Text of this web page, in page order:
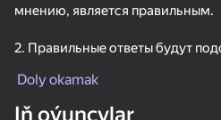
Call Metromen
42
Red Ball Escape
мнению, является правильным.
2. Правильные ответы будут
верным.
Doly okamak
Iň oýunçylar